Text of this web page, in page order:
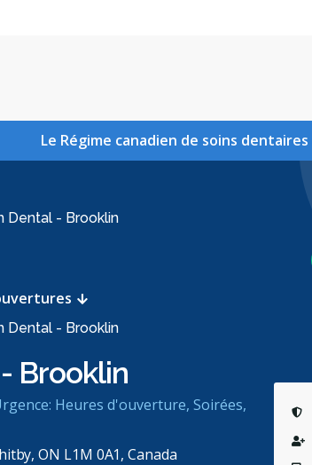
Le Régime canadien de soins
Dental - Brooklin
Dental - Brooklin
Brooklin
Heures d'ouverture, Soirées,
ON L1M 0A1, Canada